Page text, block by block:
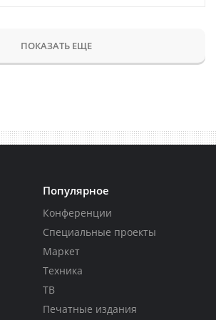
ПОКАЗАТЬ ЕЩЕ
Популярное
Конференции
Специальные проекты
Маркет
Техника
ТВ
Печатные издания